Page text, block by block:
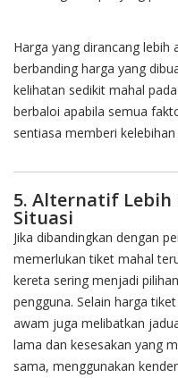
Harga yang dirancang lebih
berbanding harga yang
kelihatan sedikit mahal
berbaloi apabila semua
sentiasa memberi kelebihan
5. Alternatif Lebih
Situasi
Jika dibandingkan dengan
memerlukan tiket mahal
kereta sering menjadi
pengguna. Selain harga
awam juga melibatkan
lama dan kesesakan yang
sama, menggunakan